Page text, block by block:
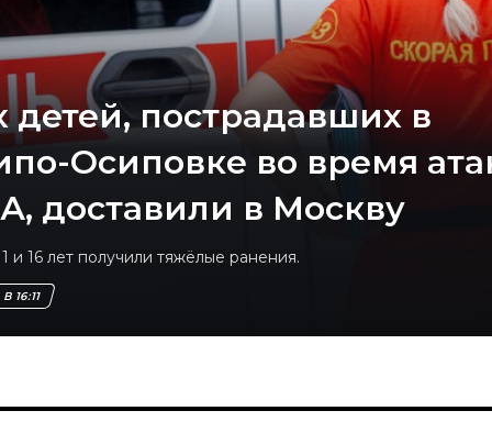
детей, пострадавших в
Осиповке во время
доставили в Москву
и 16 лет получили тяжёлые ранения.
16:11